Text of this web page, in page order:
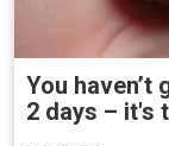
You
2 days – it's